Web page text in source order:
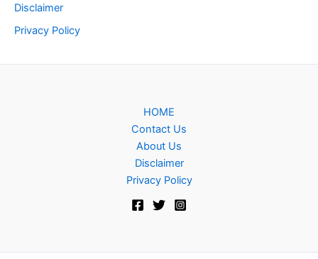
Disclaimer
Privacy Policy
HOME
Contact Us
About Us
Disclaimer
Privacy Policy